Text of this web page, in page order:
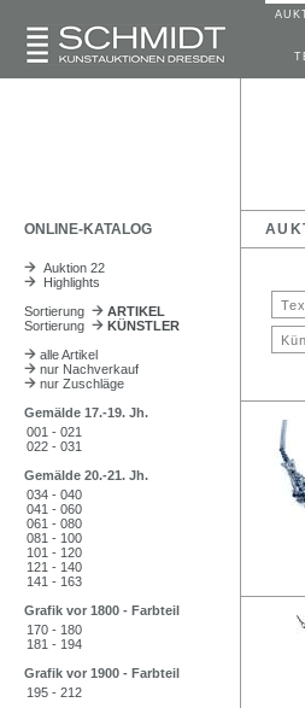
ONLINE-KATALOG
Auktion 22
Highlights
Sortierung
ARTIKEL
Sortierung
KÜNSTLER
alle Artikel
nur Nachverkauf
nur Zuschläge
Gemälde 17.-19. Jh.
001 - 021
022 - 031
Gemälde 20.-21. Jh.
034 - 040
041 - 060
061 - 080
081 - 100
101 - 120
121 - 140
141 - 163
Grafik vor 1800 - Farbteil
170 - 180
181 - 194
Grafik vor 1900 - Farbteil
195 - 212